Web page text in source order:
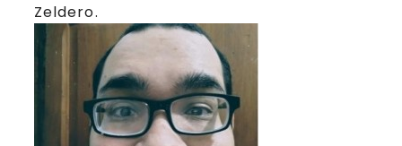
Zeldero.